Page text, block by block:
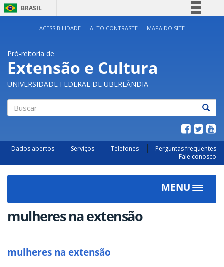
BRASIL
Acesso à informação
Legislação
Canais
ACESSIBILIDADE ALTO CONTRASTE MAPA DO SITE
Pró-reitoria de
Extensão e Cultura
UNIVERSIDADE FEDERAL DE UBERLÂNDIA
Dados abertos Serviços Telefones
Perguntas frequentes
Fale conosco
MENU
Toggle
mulheres na extensão
mulheres na extensão